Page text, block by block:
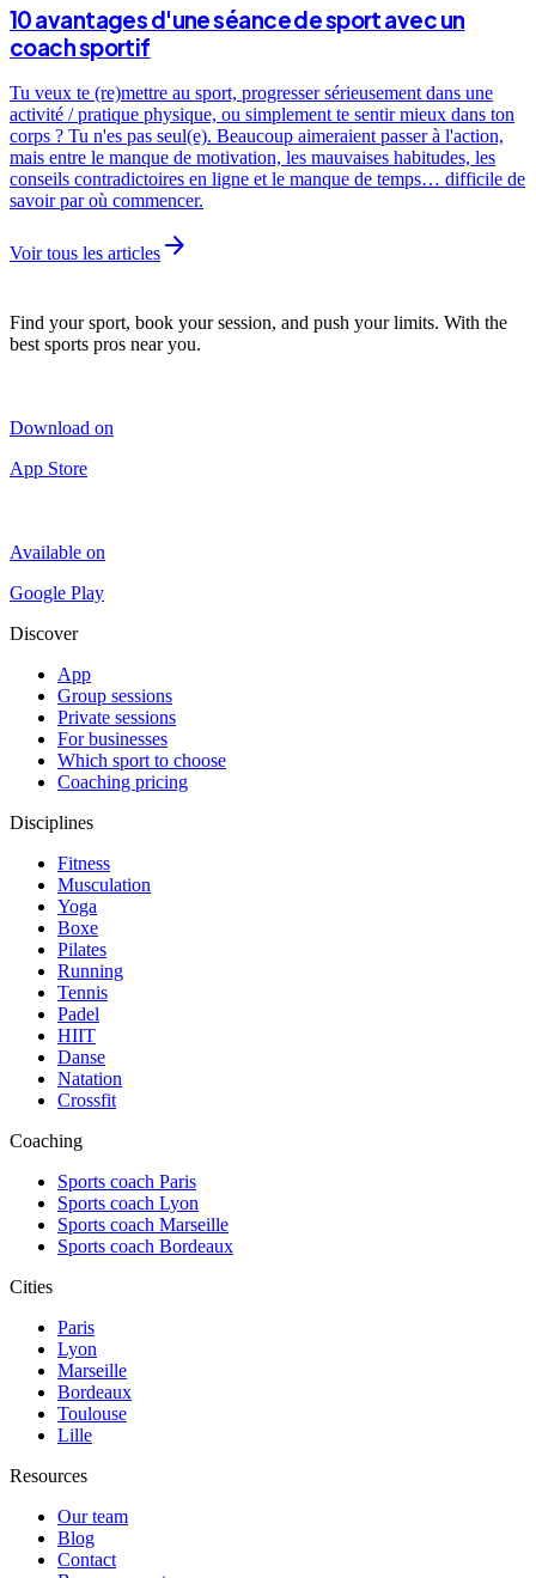
10 avantages d'une séance de sport avec un
coach sportif
Tu veux te (re)mettre au sport, progresser sérieusement dans une
activité / pratique physique, ou simplement te sentir mieux dans ton
corps ? Tu n'es pas seul(e). Beaucoup aimeraient passer à l'action,
mais entre le manque de motivation, les mauvaises habitudes, les
conseils contradictoires en ligne et le manque de temps… difficile de
savoir par où commencer.
Voir tous les articles arrow_forward
Find your sport, book your session, and push your limits. With the
best sports pros near you.
Download on
App Store
Available on
Google Play
Discover
App
Group sessions
Private sessions
For businesses
Which sport to choose
Coaching pricing
Disciplines
Fitness
Musculation
Yoga
Boxe
Pilates
Running
Tennis
Padel
HIIT
Danse
Natation
Crossfit
Coaching
Sports coach Paris
Sports coach Lyon
Sports coach Marseille
Sports coach Bordeaux
Cities
Paris
Lyon
Marseille
Bordeaux
Toulouse
Lille
Resources
Our team
Blog
Contact